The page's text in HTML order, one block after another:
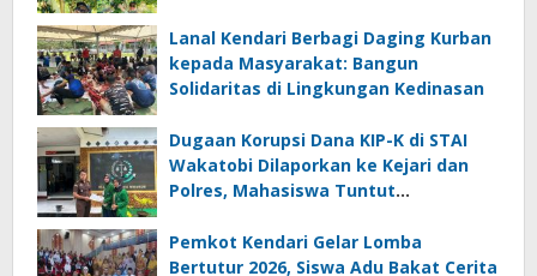
Lanal Kendari Berbagi Daging Kurban
kepada Masyarakat: Bangun
Solidaritas di Lingkungan Kedinasan
Dugaan Korupsi Dana KIP-K di STAI
Wakatobi Dilaporkan ke Kejari dan
Polres, Mahasiswa Tuntut
Pemkot Kendari Gelar Lomba
Bertutur 2026, Siswa Adu Bakat Cerita